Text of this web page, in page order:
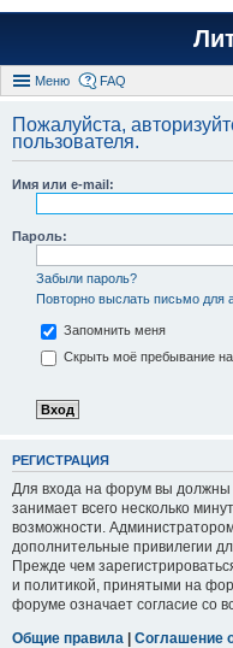
Меню FAQ
Пожалуйста,
пользователя.
Имя или e-mail:
Пароль:
Забыли пароль?
Повторно выслать письмо для
Запомнить меня
Скрыть моё пребывание
РЕГИСТРАЦИЯ
Для входа на форум вы должны
занимает всего несколько
возможности.
дополнительные привилегии
Прежде чем
и политикой, принятыми на
форуме означает согласие со
Общие правила | Соглашение